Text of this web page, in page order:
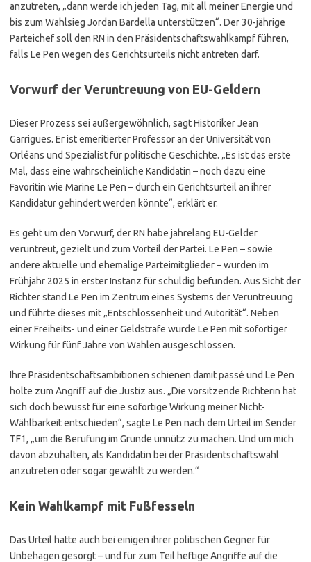
anzutreten, „dann werde ich jeden Tag, mit all meiner Energie und
bis zum Wahlsieg Jordan Bardella unterstützen“. Der 30-jährige
Parteichef soll den RN in den Präsidentschaftswahlkampf führen,
falls Le Pen wegen des Gerichtsurteils nicht antreten darf.
Vorwurf der Veruntreuung von EU-Geldern
Dieser Prozess sei außergewöhnlich, sagt Historiker Jean
Garrigues. Er ist emeritierter Professor an der Universität von
Orléans und Spezialist für politische Geschichte. „Es ist das erste
Mal, dass eine wahrscheinliche Kandidatin – noch dazu eine
Favoritin wie Marine Le Pen – durch ein Gerichtsurteil an ihrer
Kandidatur gehindert werden könnte“, erklärt er.
Es geht um den Vorwurf, der RN habe jahrelang EU-Gelder
veruntreut, gezielt und zum Vorteil der Partei. Le Pen – sowie
andere aktuelle und ehemalige Parteimitglieder – wurden im
Frühjahr 2025 in erster Instanz für schuldig befunden. Aus Sicht der
Richter stand Le Pen im Zentrum eines Systems der Veruntreuung
und führte dieses mit „Entschlossenheit und Autorität“. Neben
einer Freiheits- und einer Geldstrafe wurde Le Pen mit sofortiger
Wirkung für fünf Jahre von Wahlen ausgeschlossen.
Ihre Präsidentschaftsambitionen schienen damit passé und Le Pen
holte zum Angriff auf die Justiz aus. „Die vorsitzende Richterin hat
sich doch bewusst für eine sofortige Wirkung meiner Nicht-
Wählbarkeit entschieden“, sagte Le Pen nach dem Urteil im Sender
TF1, „um die Berufung im Grunde unnütz zu machen. Und um mich
davon abzuhalten, als Kandidatin bei der Präsidentschaftswahl
anzutreten oder sogar gewählt zu werden.“
Kein Wahlkampf mit Fußfesseln
Das Urteil hatte auch bei einigen ihrer politischen Gegner für
Unbehagen gesorgt – und für zum Teil heftige Angriffe auf die